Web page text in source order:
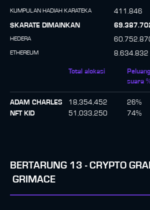
KUMPULAN HADIAH KARATEKA
411.846
$KARATE DIMAINKAN
HEDERA
ETHEREUM 8.634.832
Total alokasi
Peluang
suara
ADAM CHARLES 18,354,452 26%
NFT KID
51,033,250 74%
BERTARUNG 13 - CRYPTO
GRIMACE